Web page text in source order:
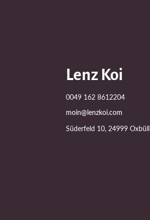
Lenz Koi
0049 162 8612204
moin@lenzkoi.com
Süderfeld 10, 24999 Oxbüll